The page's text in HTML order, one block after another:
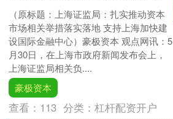
（原标题：上海证监局：扎实推动资本
市场相关举措落实落地 支持上海加快建
设国际金融中心）豪极资本 观点网讯：5
月30日，在上海市政府新闻发布会上，
上海证监局相关负....
豪极资本
查看： 113 分类：杠杆配资开户